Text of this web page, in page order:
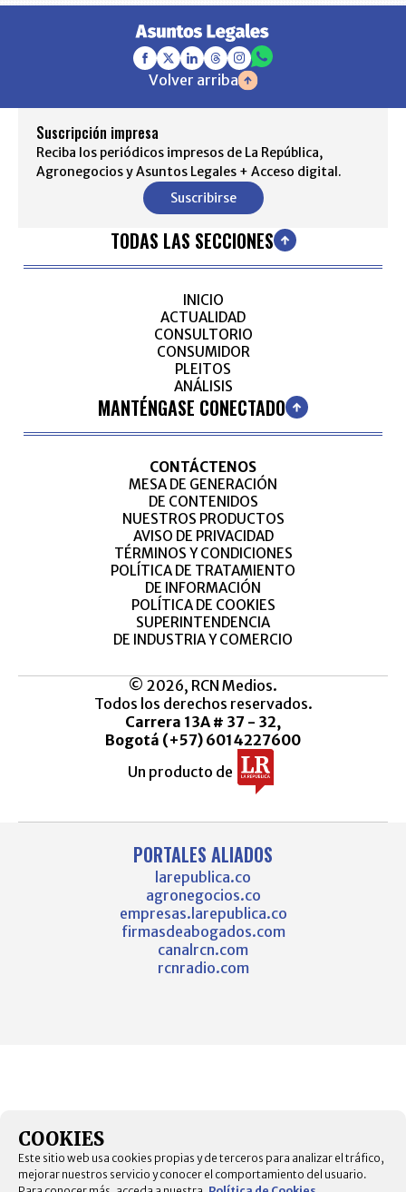
Volver arriba
Suscripción impresa
Reciba los periódicos impresos de La República,
Agronegocios y Asuntos Legales + Acceso digital.
Suscribirse
TODAS LAS SECCIONES
INICIO
ACTUALIDAD
CONSULTORIO
CONSUMIDOR
PLEITOS
ANÁLISIS
MANTÉNGASE CONECTADO
CONTÁCTENOS
MESA DE GENERACIÓN
DE CONTENIDOS
NUESTROS PRODUCTOS
AVISO DE PRIVACIDAD
TÉRMINOS Y CONDICIONES
POLÍTICA DE TRATAMIENTO
DE INFORMACIÓN
POLÍTICA DE COOKIES
SUPERINTENDENCIA
DE INDUSTRIA Y COMERCIO
© 2026, RCN Medios.
Todos los derechos reservados.
Carrera 13A # 37 - 32,
Bogotá (+57) 6014227600
Un producto de
PORTALES ALIADOS
larepublica.co
agronegocios.co
empresas.larepublica.co
firmasdeabogados.com
canalrcn.com
rcnradio.com
COOKIES
Este sitio web usa cookies propias y de terceros para analizar el tráfico,
mejorar nuestros servicio y conocer el comportamiento del usuario.